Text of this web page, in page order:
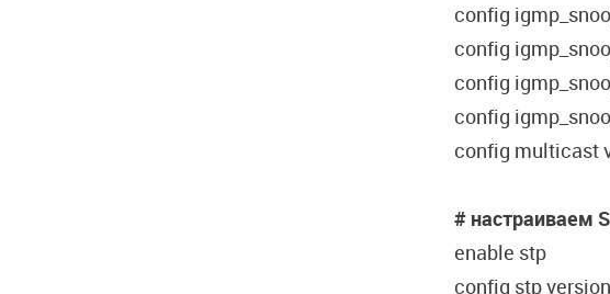
config
config
config
config
config multicast
# настраиваем
enable stp
config stp